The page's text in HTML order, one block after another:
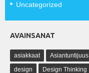
Uncategorized
AVAINSANAT
asiakkaat Asiantuntijuus
design
Design Thinking